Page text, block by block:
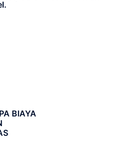
BIAYA